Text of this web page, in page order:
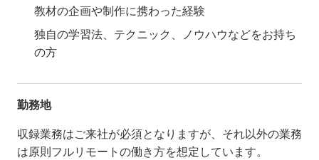
教材の企画や制作に携わった経験
独自の学習法、テクニック、ノウハウなどをお持ち
の方
勤務地
収録業務はご来社が必須となりますが、それ以外の業務
は原則フルリモートの働き方を想定しています。